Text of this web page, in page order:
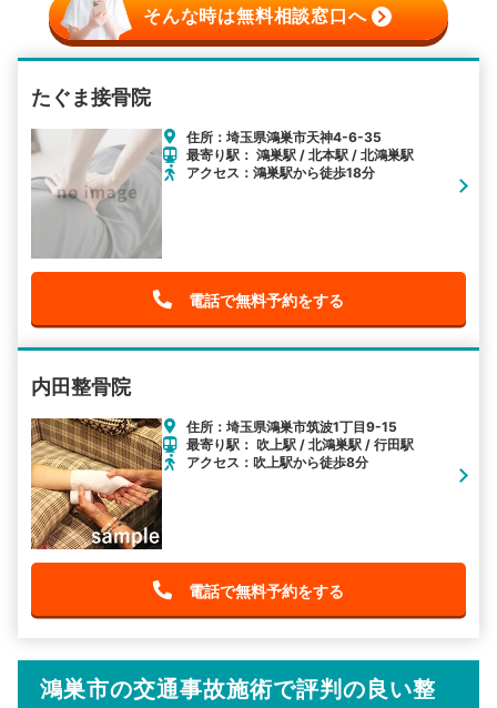
そんな時は無料相談窓口へ
たぐま接骨院
住所：埼玉県鴻巣市天神4-6-35
最寄り駅： 鴻巣駅 / 北本駅 / 北鴻巣駅
アクセス：鴻巣駅から徒歩18分
電話で無料予約をする
内田整骨院
住所：埼玉県鴻巣市筑波1丁目9-15
最寄り駅： 吹上駅 / 北鴻巣駅 / 行田駅
アクセス：吹上駅から徒歩8分
電話で無料予約をする
鴻巣市の交通事故施術で評判の良い整